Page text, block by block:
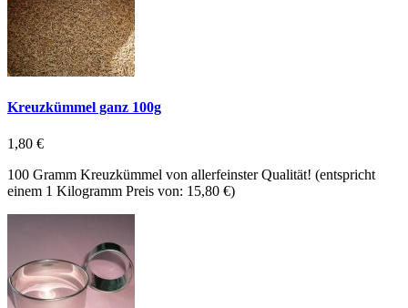
Kreuzkümmel ganz 100g
1,80 €
100 Gramm Kreuzkümmel von allerfeinster Qualität! (entspricht
einem 1 Kilogramm Preis von: 15,80 €)